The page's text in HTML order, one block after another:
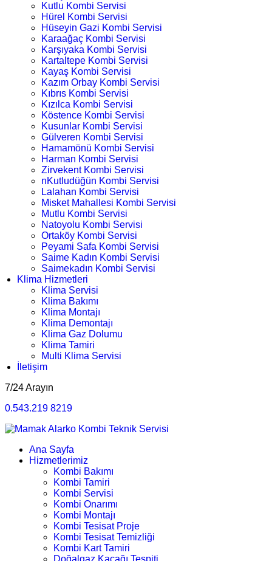
Kutlu Kombi Servisi
Hürel Kombi Servisi
Hüseyin Gazi Kombi Servisi
Karaağaç Kombi Servisi
Karşıyaka Kombi Servisi
Kartaltepe Kombi Servisi
Kayaş Kombi Servisi
Kazım Orbay Kombi Servisi
Kıbrıs Kombi Servisi
Kızılca Kombi Servisi
Köstence Kombi Servisi
Kusunlar Kombi Servisi
Gülveren Kombi Servisi
Hamamönü Kombi Servisi
Harman Kombi Servisi
Zirvekent Kombi Servisi
nKutludüğün Kombi Servisi
Lalahan Kombi Servisi
Misket Mahallesi Kombi Servisi
Mutlu Kombi Servisi
Natoyolu Kombi Servisi
Ortaköy Kombi Servisi
Peyami Safa Kombi Servisi
Saime Kadın Kombi Servisi
Saimekadın Kombi Servisi
Klima Hizmetleri
Klima Servisi
Klima Bakımı
Klima Montajı
Klima Demontajı
Klima Gaz Dolumu
Klima Tamiri
Multi Klima Servisi
İletişim
7/24 Arayın
0.543.219 8219
Ana Sayfa
Hizmetlerimiz
Kombi Bakımı
Kombi Tamiri
Kombi Servisi
Kombi Onarımı
Kombi Montajı
Kombi Tesisat Proje
Kombi Tesisat Temizliği
Kombi Kart Tamiri
Doğalgaz Kaçağı Tespiti